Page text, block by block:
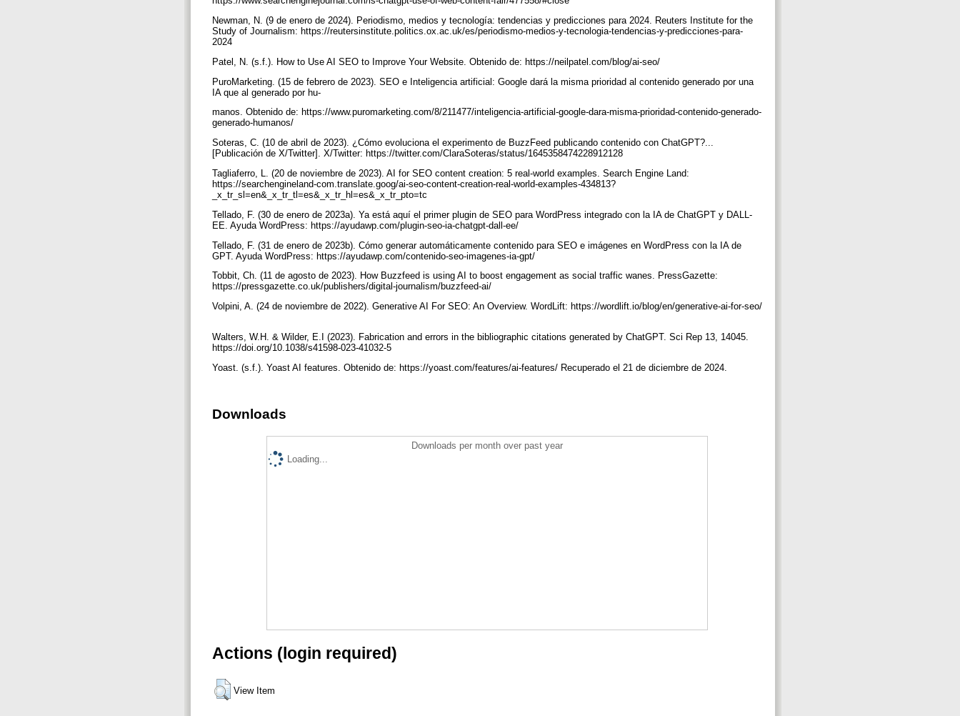
Newman, N. (9 de enero de 2024). Periodismo, medios y tecnología: tendencias y predicciones para 2024. Reuters Institute for the
Study of Journalism: https://reutersinstitute.politics.ox.ac.uk/es/periodismo-medios-y-tecnologia-tendencias-y-predicciones-para-
2024
Patel, N. (s.f.). How to Use AI SEO to Improve Your Website. Obtenido de: https://neilpatel.com/blog/ai-seo/
PuroMarketing. (15 de febrero de 2023). SEO e Inteligencia artificial: Google dará la misma prioridad al contenido generado por una
IA que al generado por hu-
manos. Obtenido de: https://www.puromarketing.com/8/211477/inteligencia-artificial-google-dara-misma-prioridad-contenido-generado-
generado-humanos/
Soteras, C. (10 de abril de 2023). ¿Cómo evoluciona el experimento de BuzzFeed publicando contenido con ChatGPT?...
[Publicación de X/Twitter]. X/Twitter: https://twitter.com/ClaraSoteras/status/1645358474228912128
Tagliaferro, L. (20 de noviembre de 2023). AI for SEO content creation: 5 real-world examples. Search Engine Land:
https://searchengineland-com.translate.goog/ai-seo-content-creation-real-world-examples-434813?
_x_tr_sl=en&_x_tr_tl=es&_x_tr_hl=es&_x_tr_pto=tc
Tellado, F. (30 de enero de 2023a). Ya está aquí el primer plugin de SEO para WordPress integrado con la IA de ChatGPT y DALL-
EE. Ayuda WordPress: https://ayudawp.com/plugin-seo-ia-chatgpt-dall-ee/
Tellado, F. (31 de enero de 2023b). Cómo generar automáticamente contenido para SEO e imágenes en WordPress con la IA de
GPT. Ayuda WordPress: https://ayudawp.com/contenido-seo-imagenes-ia-gpt/
Tobbit, Ch. (11 de agosto de 2023). How Buzzfeed is using AI to boost engagement as social traffic wanes. PressGazette:
https://pressgazette.co.uk/publishers/digital-journalism/buzzfeed-ai/
Volpini, A. (24 de noviembre de 2022). Generative AI For SEO: An Overview. WordLift: https://wordlift.io/blog/en/generative-ai-for-seo/
Walters, W.H. & Wilder, E.I (2023). Fabrication and errors in the bibliographic citations generated by ChatGPT. Sci Rep 13, 14045.
https://doi.org/10.1038/s41598-023-41032-5
Yoast. (s.f.). Yoast AI features. Obtenido de: https://yoast.com/features/ai-features/ Recuperado el 21 de diciembre de 2024.
Downloads
Downloads per month over past year
Loading...
Actions (login required)
View Item